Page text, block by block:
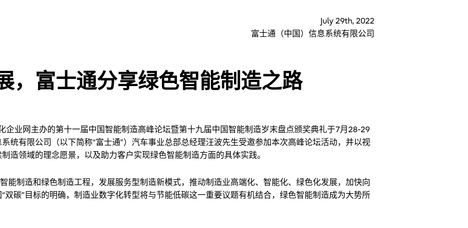
July 29th, 2022
富士通（中国）信息系统有限公司
，富士通分享绿色智能制造之路
业网主办的第十一届中国智能制造高峰论坛暨第十九届中国智能制造岁末盘点颁奖典礼于7月28-29
统有限公司（以下简称“富士通”）汽车事业总部总经理汪波先生受邀参加本次高峰论坛活动，并以视
造领域的理念愿景，以及助力客户实现绿色智能制造方面的具体实践。
能制造和绿色制造工程，发展服务型制造新模式，推动制造业高端化、智能化、绿色化发展，加快向
双碳”目标的明确，制造业数字化转型将与节能低碳这一重要议题有机结合，绿色智能制造成为大势所